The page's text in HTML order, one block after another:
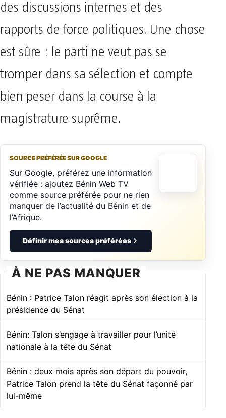
des discussions internes et des
rapports de force politiques. Une chose
est sûre : le parti ne veut pas se
tromper dans sa sélection et compte
bien peser dans la course à la
magistrature suprême.
SOURCE PRÉFÉRÉE SUR GOOGLE
Sur Google, préférez une information
vérifiée : ajoutez Bénin Web TV
comme source préférée pour ne rien
manquer de l’actualité du Bénin et de
l’Afrique.
Définir mes sources préférées
À NE PAS MANQUER
Bénin : Patrice Talon réagit après son élection à la
présidence du Sénat
Bénin: Talon s’engage à travailler pour l’unité
nationale à la tête du Sénat
Bénin : deux mois après son départ du pouvoir,
Patrice Talon prend la tête du Sénat façonné par
lui-même